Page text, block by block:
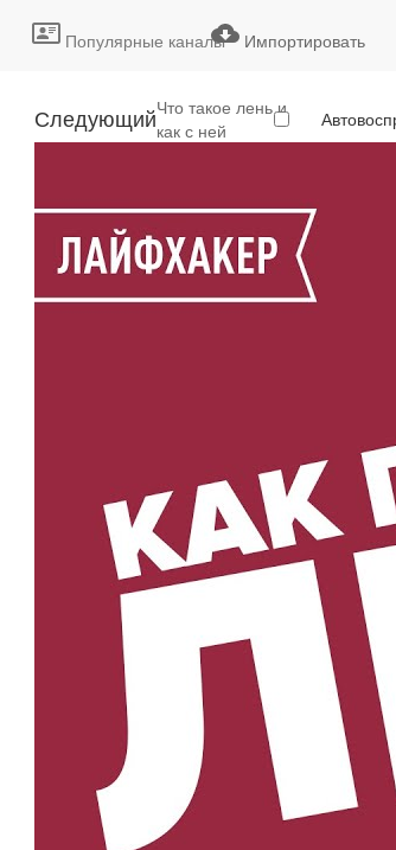
Импортировать
Популярные каналы
СледующийЧто такое лень и
как с ней